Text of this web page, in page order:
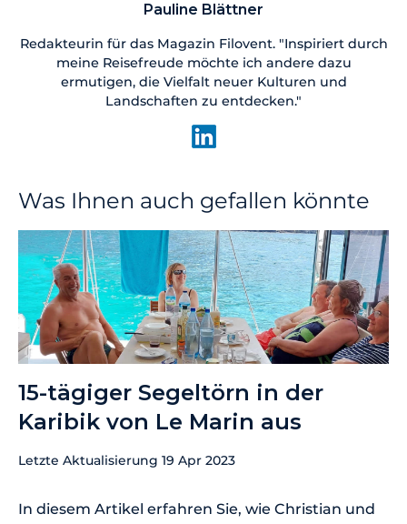
Pauline Blättner
Redakteurin für das Magazin Filovent. "Inspiriert durch
meine Reisefreude möchte ich andere dazu
ermutigen, die Vielfalt neuer Kulturen und
Landschaften zu entdecken."
Was Ihnen auch gefallen könnte
15-tägiger Segeltörn in der
Karibik von Le Marin aus
Letzte Aktualisierung 19 Apr 2023
In diesem Artikel erfahren Sie, wie Christian und